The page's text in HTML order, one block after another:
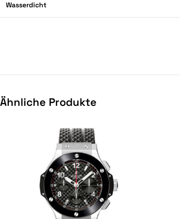
Wasserdicht
Ähnliche Produkte